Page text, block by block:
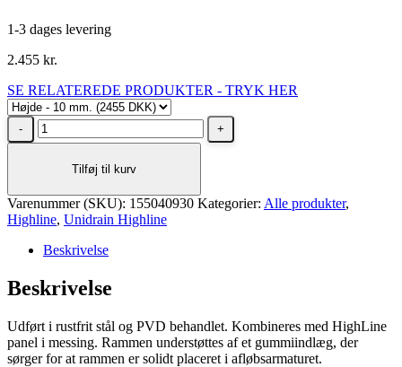
1-3 dages levering
2.455 kr.
SE RELATEREDE PRODUKTER - TRYK HER
Unidrain
HighLine
900/10
Rustfrit
stål/Messing
Tilføj til kurv
Varenummer (SKU): 155040930 Kategorier: Alle produkter,
Highline, Unidrain Highline
Beskrivelse
Beskrivelse
Udført i rustfrit stål og PVD behandlet. Kombineres med HighLine
panel i messing. Rammen understøttes af et gummiindlæg, der
sørger for at rammen er solidt placeret i afløbsarmaturet.